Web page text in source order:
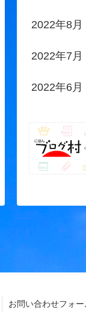
2022年8月
2022年7月
2022年6月
お問い合わせフォー